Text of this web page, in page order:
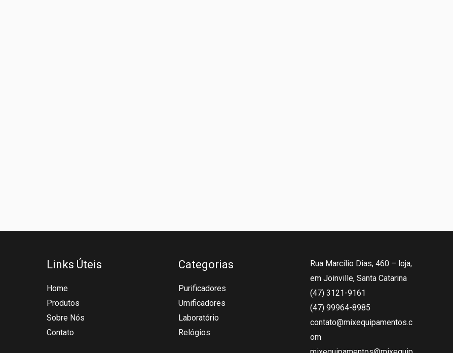
Links Úteis
Home
Produtos
Sobre Nós
Contato
Categorias
Purificadores
Umificadores
Laboratório
Relógios
Rua Marcílio Dias, 460 – loja,
em Joinville, Santa Catarina
(47) 3121-9161
(47) 99964-8985
contato@mixequipamentos.c
om